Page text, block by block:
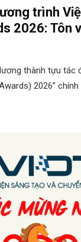
trình
2026: Tôn
nghệ tạo
thành tựu tác
2026”